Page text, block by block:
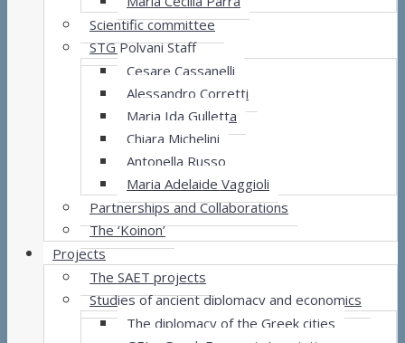
Scientific committee
STG Polvani Staff
Cesare Cassanelli
Alessandro Corretti
Maria Ida Gulletta
Chiara Michelini
Antonella Russo
Maria Adelaide Vaggioli
Partnerships and Collaborations
The ‘Koinon’
Projects
The SAET projects
Studies of ancient diplomacy and economics
The diplomacy of the Greek cities